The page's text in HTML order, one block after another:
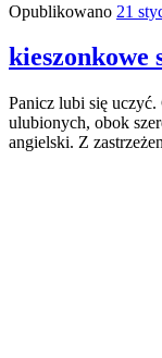
Opublikowano 21
kieszonkowe
Panicz lubi się uczyć.
ulubionych, obok
angielski. Z